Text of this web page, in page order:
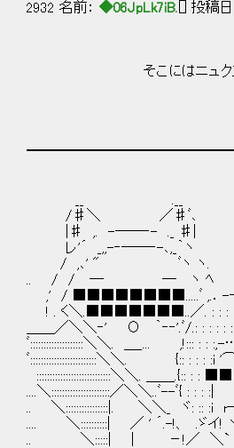
2932 名前： ◆06JpLk7iB. [] 投稿
そこにはニュクス以外に
とても恐ろ
__ .__ _,.
/♯＼ ／♯
|♯ ,. -――‐- ._ ♯|
レ'´ _,,-‐――‐-､,_
/ ,､' " ﾞヽ ヽ.
.. / / ― ― ヽ ﾍ
,' / ■■■■■■■■.....ﾞ ,.．-
! . く＼.■■■■■■■..／. : : :
＿＿／＼＼‐' Ο ｀‐‐'.ﾞ
ﾞ::::::::::::::::::::＼＼. ＿_...
ﾞ:::::::::::::::::::::::::＼＼.
::::::::::::::::::::::::::::＼＼.
....＼::::::::::::::::::::::／＼
.. ＼::::::::::::::::|. ＼
.... ＼::::::::::| ／ ' ´.-!、 .ゞ
.. ＼:::::| | －!／